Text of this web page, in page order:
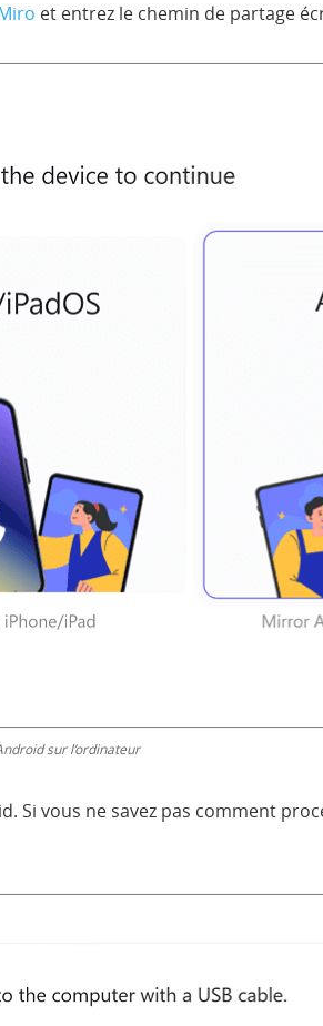
et entrez le chemin de partage
sur l’ordinateur
Si vous ne savez pas comment